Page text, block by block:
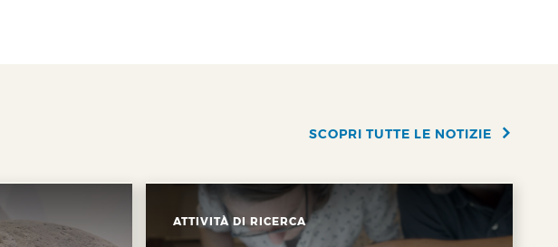
SCOPRI TUTTE LE NOTIZIE
ATTIVITÀ DI RICERCA